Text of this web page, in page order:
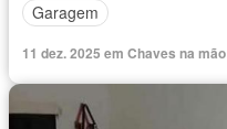
Garagem
11 dez. 2025 em Chaves na mão